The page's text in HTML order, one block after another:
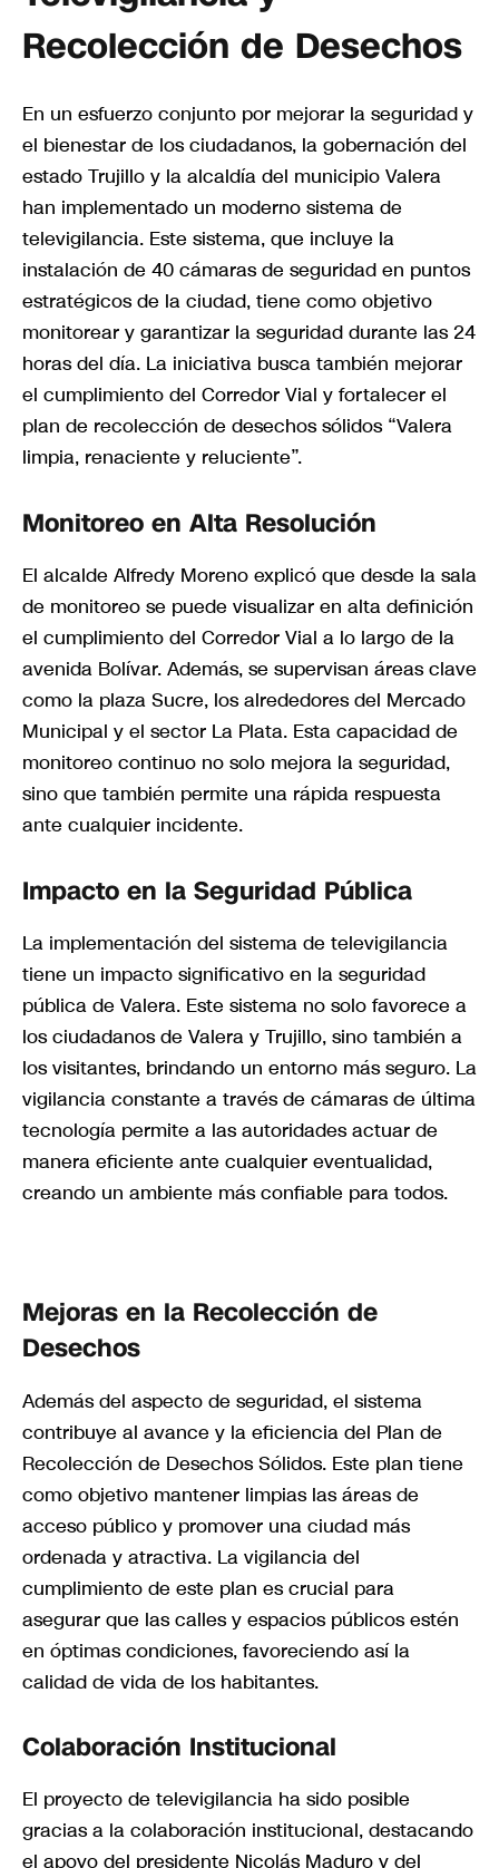
Recolección de Desechos
En un esfuerzo conjunto por mejorar la seguridad y
el bienestar de los ciudadanos, la gobernación del
estado Trujillo y la alcaldía del municipio Valera
han implementado un moderno sistema de
televigilancia. Este sistema, que incluye la
instalación de 40 cámaras de seguridad en puntos
estratégicos de la ciudad, tiene como objetivo
monitorear y garantizar la seguridad durante las 24
horas del día. La iniciativa busca también mejorar
el cumplimiento del Corredor Vial y fortalecer el
plan de recolección de desechos sólidos “Valera
limpia, renaciente y reluciente”.
Monitoreo en Alta Resolución
El alcalde Alfredy Moreno explicó que desde la sala
de monitoreo se puede visualizar en alta definición
el cumplimiento del Corredor Vial a lo largo de la
avenida Bolívar. Además, se supervisan áreas clave
como la plaza Sucre, los alrededores del Mercado
Municipal y el sector La Plata. Esta capacidad de
monitoreo continuo no solo mejora la seguridad,
sino que también permite una rápida respuesta
ante cualquier incidente.
Impacto en la Seguridad Pública
La implementación del sistema de televigilancia
tiene un impacto significativo en la seguridad
pública de Valera. Este sistema no solo favorece a
los ciudadanos de Valera y Trujillo, sino también a
los visitantes, brindando un entorno más seguro. La
vigilancia constante a través de cámaras de última
tecnología permite a las autoridades actuar de
manera eficiente ante cualquier eventualidad,
creando un ambiente más confiable para todos.
Mejoras en la Recolección de
Desechos
Además del aspecto de seguridad, el sistema
contribuye al avance y la eficiencia del Plan de
Recolección de Desechos Sólidos. Este plan tiene
como objetivo mantener limpias las áreas de
acceso público y promover una ciudad más
ordenada y atractiva. La vigilancia del
cumplimiento de este plan es crucial para
asegurar que las calles y espacios públicos estén
en óptimas condiciones, favoreciendo así la
calidad de vida de los habitantes.
Colaboración Institucional
El proyecto de televigilancia ha sido posible
gracias a la colaboración institucional, destacando
el apoyo del presidente Nicolás Maduro y del